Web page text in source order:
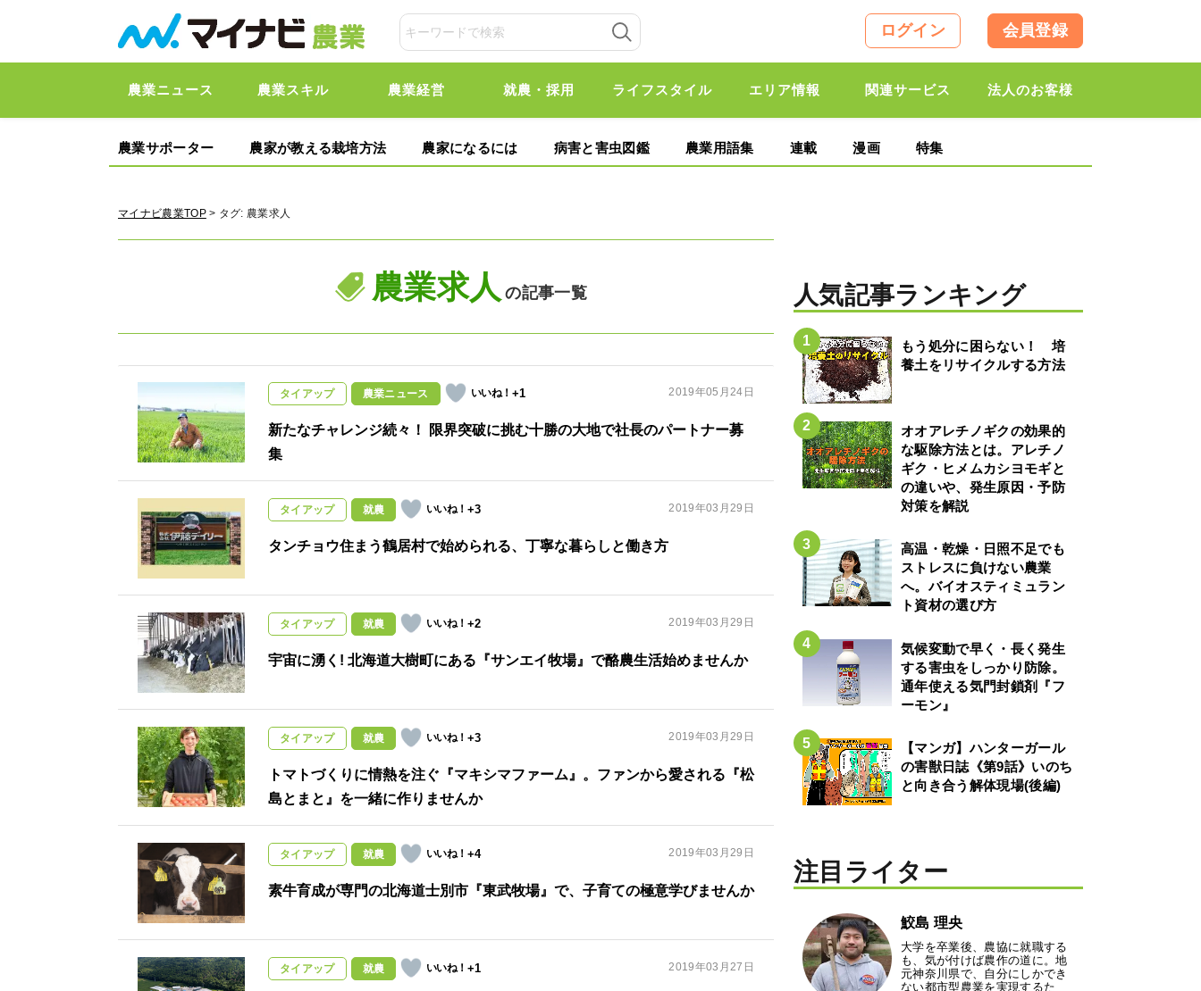
ログイン 会員登録
農業ニュース 農業スキル 農業経営 就農・採用 ライフスタイル エリア情報 関連サービス 法人のお客様
農業サポーター 農家が教える栽培方法 農家になるには 病害と害虫図鑑 農業用語集 連載 漫画 特集
マイナビ農業TOP> タグ: 農業求人
農業求人 の記事一覧
タイアップ 農業ニュース +1 2019年05月24日
新たなチャレンジ続々！ 限界突破に挑む十勝の大地で社長のパートナー募
集
タイアップ 就農 +3 2019年03月29日
タンチョウ住まう鶴居村で始められる、丁寧な暮らしと働き方
タイアップ 就農 +2 2019年03月29日
宇宙に湧く! 北海道大樹町にある『サンエイ牧場』で酪農生活始めませんか
タイアップ 就農 +3 2019年03月29日
トマトづくりに情熱を注ぐ『マキシマファーム』。ファンから愛される『松
島とまと』を一緒に作りませんか
タイアップ 就農 +4 2019年03月29日
素牛育成が専門の北海道士別市『東武牧場』で、子育ての極意学びませんか
タイアップ 就農 +1 2019年03月27日
人気記事ランキング
もう処分に困らない！ 培
養土をリサイクルする方法
オオアレチノギクの効果的
な駆除方法とは。アレチノ
ギク・ヒメムカシヨモギと
の違いや、発生原因・予防
対策を解説
高温・乾燥・日照不足でも
ストレスに負けない農業
へ。バイオスティミュラン
ト資材の選び方
気候変動で早く・長く発生
する害虫をしっかり防除。
通年使える気門封鎖剤『フ
ーモン』
【マンガ】ハンターガール
の害獣日誌《第9話》いのち
と向き合う解体現場(後編)
注目ライター
鮫島 理央
大学を卒業後、農協に就職する
も、気が付けば農作の道に。地
元神奈川県で、自分にしかでき
ない都市型農業を実現するた